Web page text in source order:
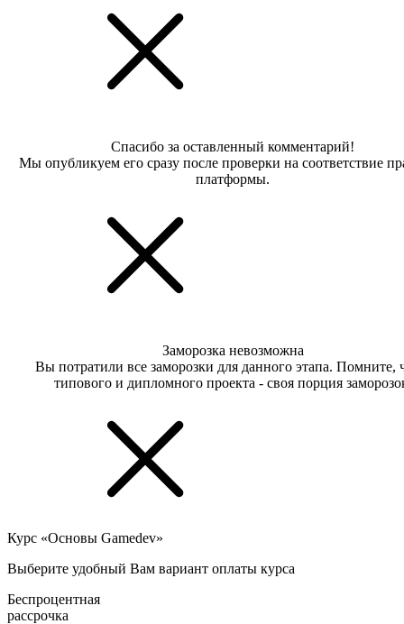
Спасибо за оставленный комментарий!
Мы опубликуем его сразу после проверки на соответствие
платформы.
Заморозка невозможна
Вы потратили все заморозки для данного этапа. Помните,
типового и дипломного проекта - своя порция
Курс «Основы Gamedev»
Выберите удобный Вам вариант оплаты курса
Беспроцентная
рассрочка